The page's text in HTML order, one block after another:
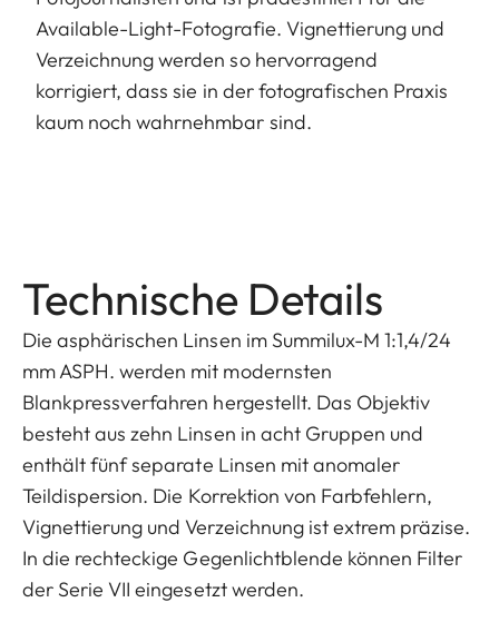
Available-Light-Fotografie. Vignettierung und
Verzeichnung werden so hervorragend
korrigiert, dass sie in der fotografischen Praxis
kaum noch wahrnehmbar sind.
Technische Details
Die asphärischen Linsen im Summilux-M 1:1,4/24
mm ASPH. werden mit modernsten
Blankpressverfahren hergestellt. Das Objektiv
besteht aus zehn Linsen in acht Gruppen und
enthält fünf separate Linsen mit anomaler
Teildispersion. Die Korrektion von Farbfehlern,
Vignettierung und Verzeichnung ist extrem präzise.
In die rechteckige Gegenlichtblende können Filter
der Serie VII eingesetzt werden.